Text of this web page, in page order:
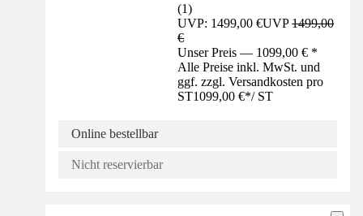
(1)
UVP: 1499,00 €UVP1499,00
€
Unser Preis — 1099,00 € *
Alle Preise inkl. MwSt. und
ggf. zzgl. Versandkosten pro
ST1099,00 €*/ ST
Online bestellbar
Nicht reservierbar